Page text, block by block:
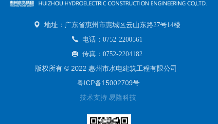
地址：广东省惠州市惠城区云山东路27号14楼
电话：0752-2200561
传真：0752-2204182
版权所有 © 2022 惠州市水电建筑工程有限公司
粤ICP备15002709号
技术支持 易隆科技